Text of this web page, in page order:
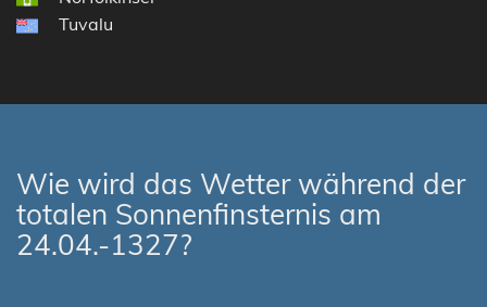
Tuvalu
Wie wird das Wetter während der
totalen Sonnenfinsternis am
24.04.-1327?